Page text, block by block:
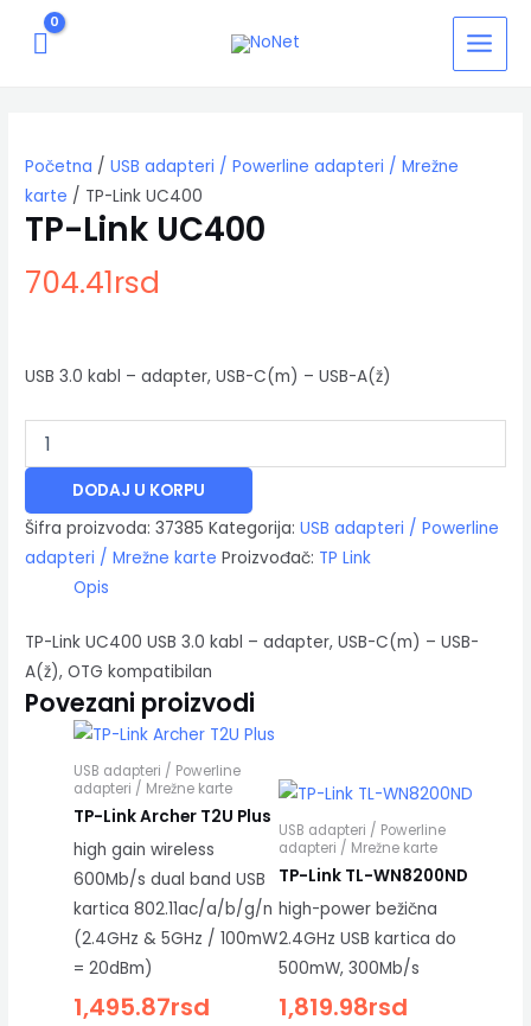
MAIN
MENU
Početna /USB adapteri / Powerline adapteri / Mrežne
karte / TP-Link UC400
TP-Link UC400
704.41rsd
USB 3.0 kabl – adapter, USB-C(m) – USB-A(ž)
količina
DODAJ U KORPU
Šifra proizvoda:37385 Kategorija:USB adapteri / Powerline
adapteri / Mrežne karte Proizvođač: TP Link
Opis
TP-Link UC400 USB 3.0 kabl – adapter, USB-C(m) – USB-
A(ž), OTG kompatibilan
Povezani proizvodi
USB adapteri / Powerline
adapteri / Mrežne karte
TP-Link Archer T2U Plus
high gain wireless
600Mb/s dual band USB
kartica 802.11ac/a/b/g/n
(2.4GHz & 5GHz / 100mW
= 20dBm)
1,495.87rsd
USB adapteri / Powerline
adapteri / Mrežne karte
TP-Link TL-WN8200ND
high-power bežična
2.4GHz USB kartica do
500mW, 300Mb/s
1,819.98rsd